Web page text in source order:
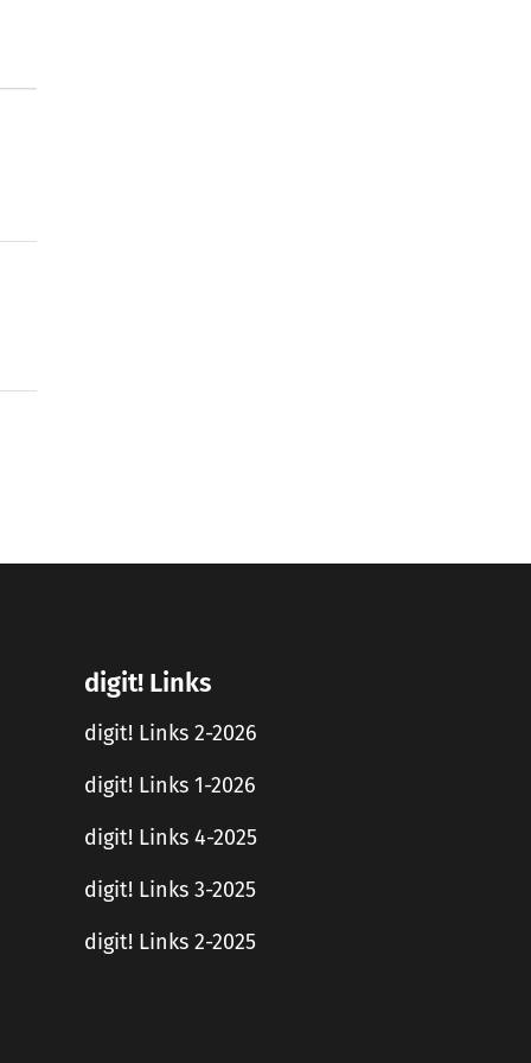
digit! Links
digit! Links 2-2026
digit! Links 1-2026
digit! Links 4-2025
digit! Links 3-2025
digit! Links 2-2025